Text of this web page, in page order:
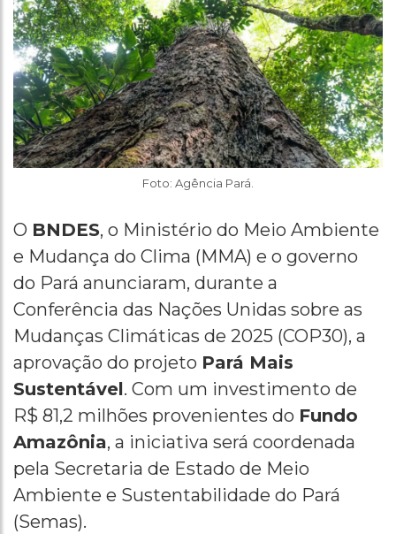
Foto: Agência Pará.
O BNDES, o Ministério do Meio Ambiente
e Mudança do Clima (MMA) e o governo
do Pará anunciaram, durante a
Conferência das Nações Unidas sobre as
Mudanças Climáticas de 2025 (COP30), a
aprovação do projeto Pará Mais
Sustentável . Com um investimento de
R$ 81,2 milhões provenientes do Fundo
Amazônia, a iniciativa será coordenada
pela Secretaria de Estado de Meio
Ambiente e Sustentabilidade do Pará
(Semas).